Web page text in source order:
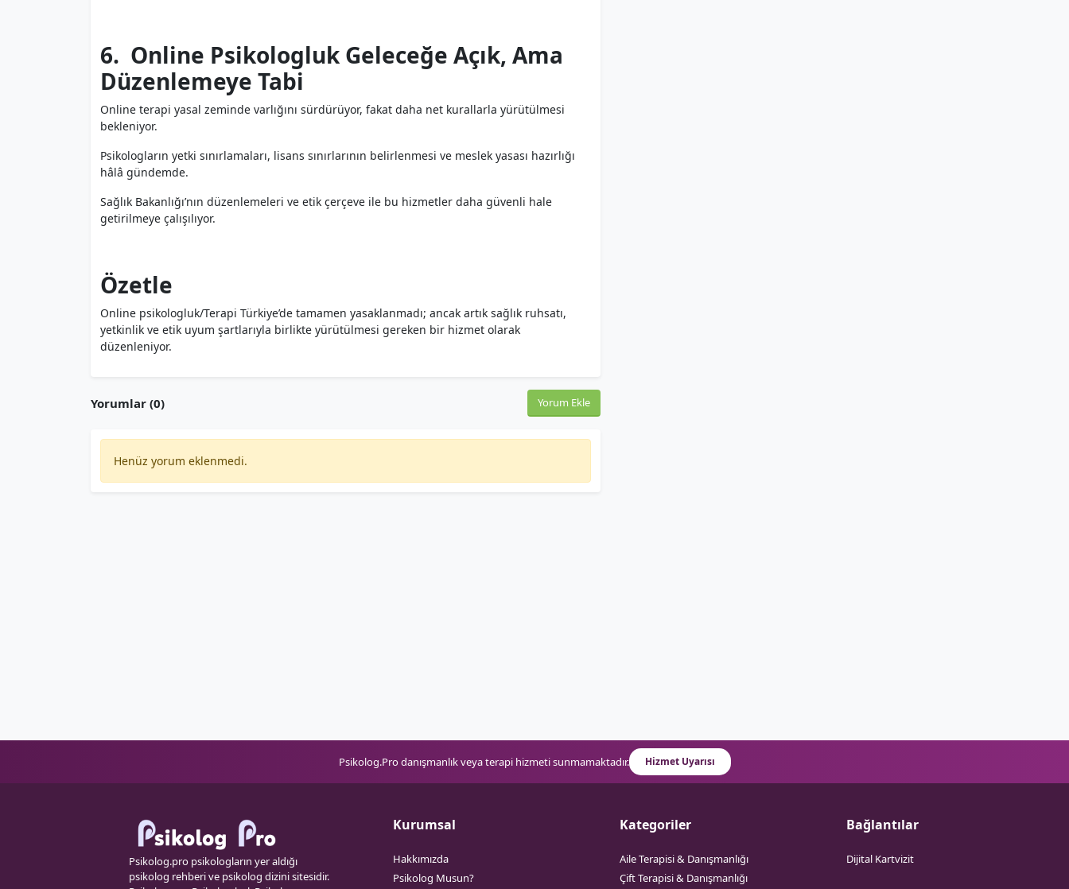
6. Online Psikologluk Geleceğe Açık, Ama
Düzenlemeye Tabi
Online terapi yasal zeminde varlığını sürdürüyor, fakat daha net kurallarla yürütülmesi
bekleniyor.
Psikologların yetki sınırlamaları, lisans sınırlarının belirlenmesi ve meslek yasası hazırlığı
hâlâ gündemde.
Sağlık Bakanlığı’nın düzenlemeleri ve etik çerçeve ile bu hizmetler daha güvenli hale
getirilmeye çalışılıyor.
Özetle
Online psikologluk/Terapi Türkiye’de tamamen yasaklanmadı; ancak artık sağlık ruhsatı,
yetkinlik ve etik uyum şartlarıyla birlikte yürütülmesi gereken bir hizmet olarak
düzenleniyor.
Yorumlar (0) Yorum Ekle
Henüz yorum eklenmedi.
Psikolog.Pro danışmanlık veya terapi hizmeti sunmamaktadır. Hizmet Uyarısı
Psikolog.pro psikologların yer aldığı
psikolog rehberi ve psikolog dizini sitesidir.
Kurumsal
Hakkımızda
Psikolog Musun?
Kategoriler
Aile Terapisi & Danışmanlığı
Çift Terapisi & Danışmanlığı
Bağlantılar
Dijital Kartvizit